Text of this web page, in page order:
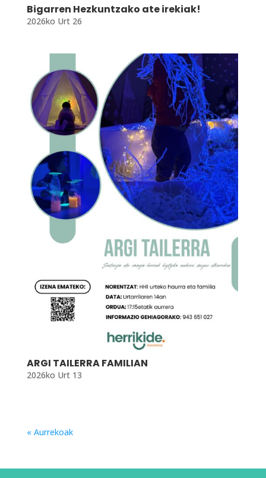
Bigarren Hezkuntzako ate irekiak!
2026ko Urt 26
ARGI TAILERRA FAMILIAN
2026ko Urt 13
« Aurrekoak